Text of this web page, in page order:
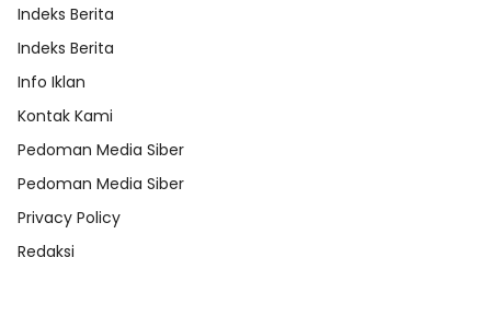
Indeks Berita
Indeks Berita
Info Iklan
Kontak Kami
Pedoman Media Siber
Pedoman Media Siber
Privacy Policy
Redaksi